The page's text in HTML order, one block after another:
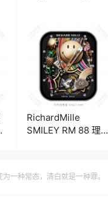
飞轮机械表盘.clock
RichardMille
SMILEY RM 88 理查
为一种常态，清白就是一种罪。